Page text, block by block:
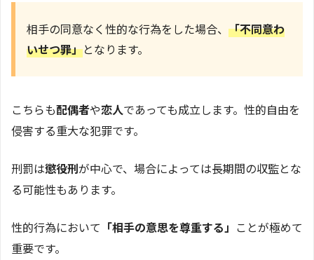
相手の同意なく性的な行為をした場合、 「不同意わ
いせつ罪」となります。
こちらも配偶者や恋人であっても成立します。性的自由を
侵害する重大な犯罪です。
刑罰は懲役刑が中心で、場合によっては長期間の収監とな
る可能性もあります。
性的行為において 「相手の意思を尊重する」 ことが極めて
重要です。